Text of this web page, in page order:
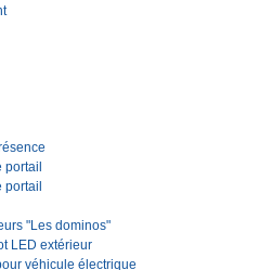
portail
portail
"Les dominos"
LED extérieur
véhicule électrique